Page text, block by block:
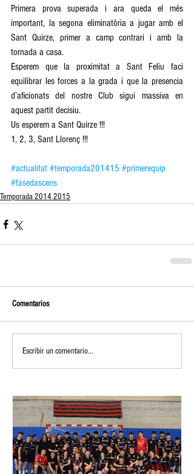
Primera prova superada i ara queda el més
important, la segona eliminatòria a jugar amb el
Sant Quirze, primer a camp contrari i amb la
tornada a casa.
Esperem que la proximitat a Sant Feliu faci
equilibrar les forces a la grada i que la presencia
d’aficionats del nostre Club sigui massiva en
aquest partit decisiu.
Us esperem a Sant Quirze !!!
1, 2, 3, Sant Llorenç !!!
#actualitat #temporada201415 #primerequip
#fasedascens
Temporada 2014 2015
Comentarios
Escribir un comentario...